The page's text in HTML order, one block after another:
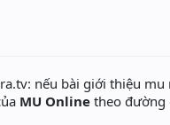
nếu bài giới thiệu
MU Online theo đường